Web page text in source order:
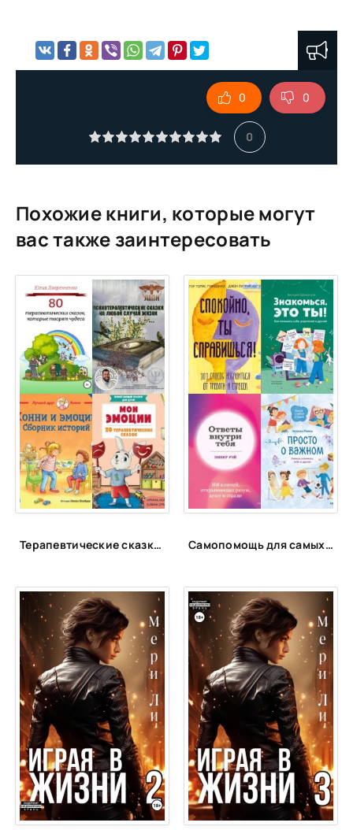
17
20
21
22
23
0
0 0
Похожие книги, которые могут
вас также заинтересовать
Терапевтические сказки для детей! Самопомощь для самых маленьких